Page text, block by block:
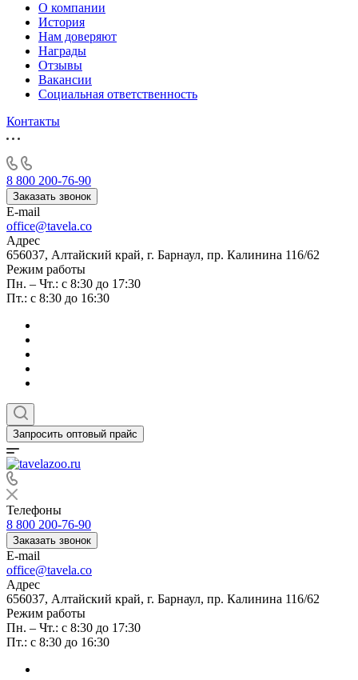
О компании
История
Нам доверяют
Награды
Отзывы
Вакансии
Социальная ответственность
Контакты
8 800 200-76-90
Заказать звонок
E-mail
office@tavela.co
Адрес
656037, Алтайский край, г. Барнаул, пр. Калинина 116/62
Режим работы
Пн. – Чт.: с 8:30 до 17:30
Пт.: с 8:30 до 16:30
Запросить оптовый прайс
Телефоны
8 800 200-76-90
Заказать звонок
E-mail
office@tavela.co
Адрес
656037, Алтайский край, г. Барнаул, пр. Калинина 116/62
Режим работы
Пн. – Чт.: с 8:30 до 17:30
Пт.: с 8:30 до 16:30